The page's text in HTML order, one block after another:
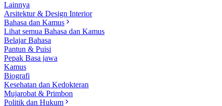
Lainnya
Arsitektur & Design Interior
Bahasa dan Kamus
Lihat semua Bahasa dan Kamus
Belajar Bahasa
Pantun & Puisi
Pepak Basa jawa
Kamus
Biografi
Kesehatan dan Kedokteran
Mujarobat & Primbon
Politik dan Hukum